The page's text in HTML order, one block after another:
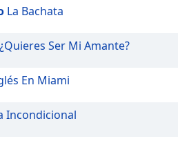
La Bachata
¿Quieres Ser Mi Amante?
En Miami
Incondicional